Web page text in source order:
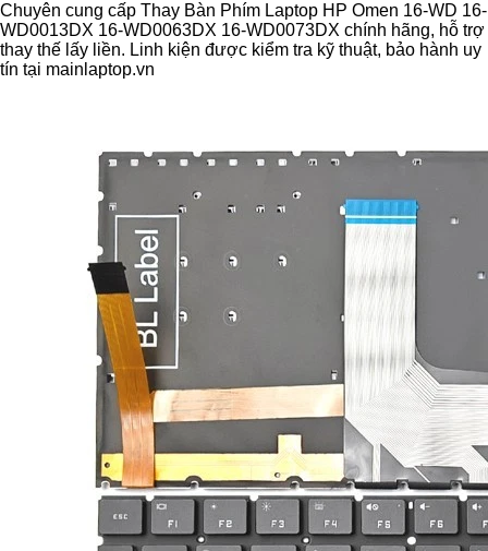
Chuyên cung cấp Thay Bàn Phím Laptop HP Omen 16-WD 16-
WD0013DX 16-WD0063DX 16-WD0073DX chính hãng, hỗ trợ
thay thế lấy liền. Linh kiện được kiểm tra kỹ thuật, bảo hành uy
tín tại mainlaptop.vn